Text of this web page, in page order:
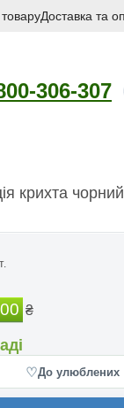
Доставка та
306-307
крихта
₴
♡До улюблених